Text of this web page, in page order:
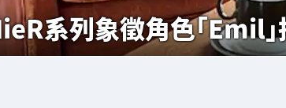
系列象徵角色「Emil